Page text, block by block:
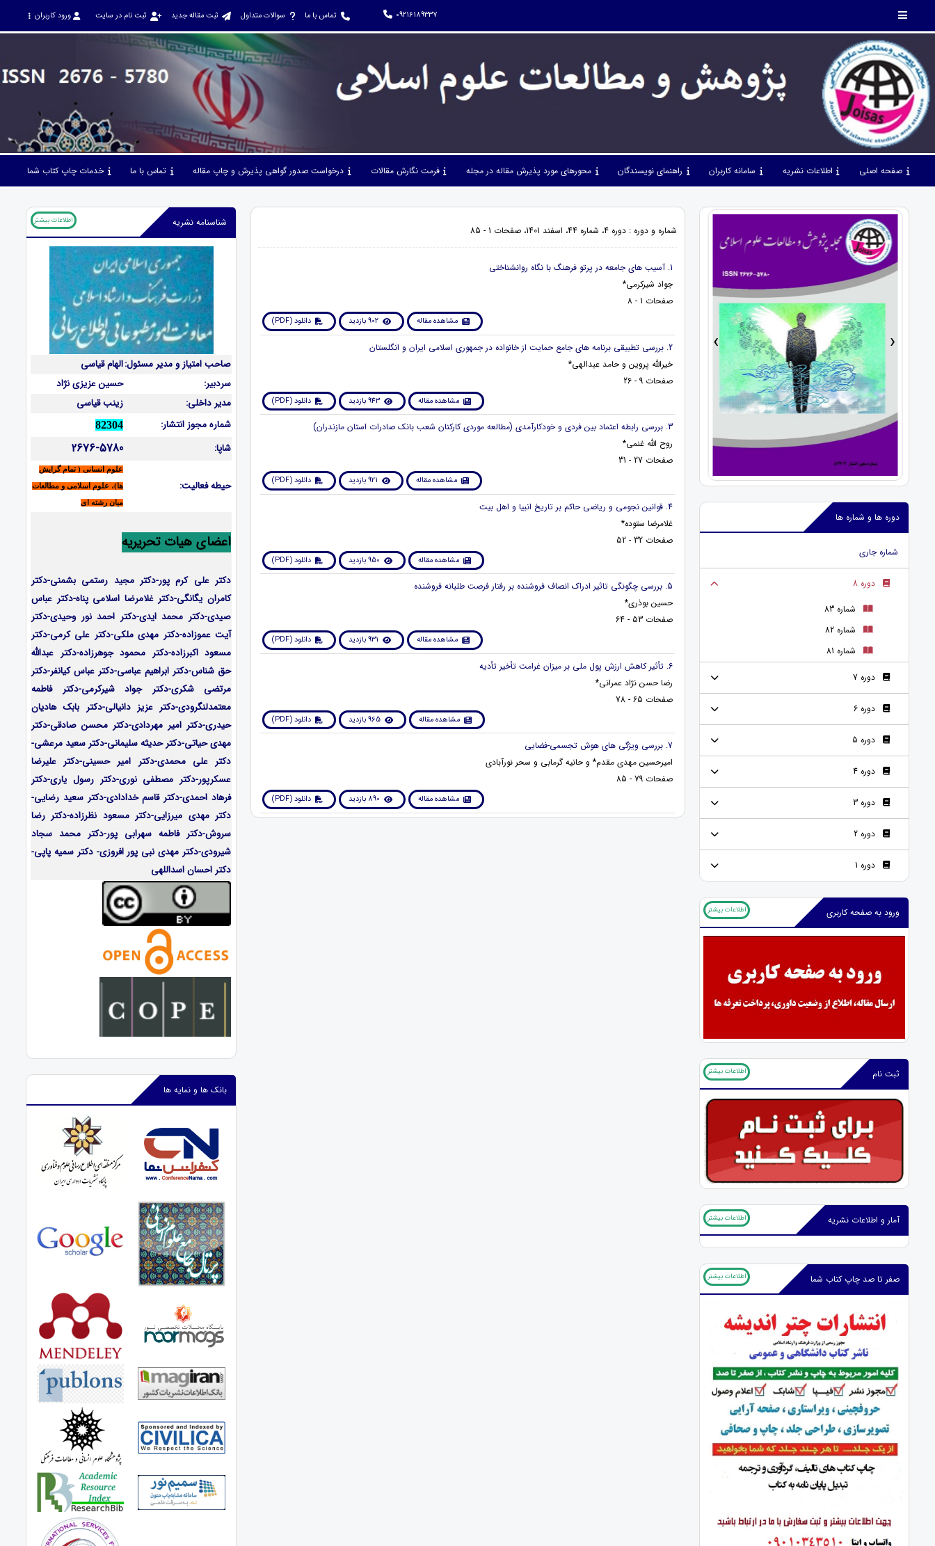
09216189337 تماس با ما سوالات متداول ثبت مقاله جدید ثبت نام در سایت ورود کاربران
صفحه اصلی اطلاعات نشریه سامانه کاربران راهنمای نویسندگان محورهای مورد پذیرش مقاله در مجله فرمت نگارش مقالات درخواست صدور گواهی پذیرش و چاپ مقاله تماس با ما خدمات چاپ کتاب شما
› ‹
دوره ها و شماره ها
شماره جاری
دوره 8
شماره 83
شماره 82
شماره 81
دوره 7
دوره 6
دوره 5
دوره 4
دوره 3
دوره 2
دوره 1
ورود به صفحه کاربری اطلاعات بیشتر
ثبت نام اطلاعات بیشتر
آمار و اطلاعات نشریه اطلاعات بیشتر
صفر تا صد چاپ کتاب شما اطلاعات بیشتر
شماره و دوره : دوره 4، شماره 44، اسفند 1401، صفحات 1 - 85
1. آسیب های جامعه در پرتو فرهنگ با نگاه روانشناختی
جواد شیرکرمی*
صفحات 1 - 8
مشاهده مقاله 902 بازدید دانلود (PDF)
2. بررسی تطبیقی برنامه های جامع حمایت از خانواده در جمهوری اسلامی ایران و انگلستان
خیرالله پروین و حامد عبدالهی*
صفحات 9 - 26
مشاهده مقاله 943 بازدید دانلود (PDF)
3. بررسی رابطه اعتماد بین فردی و خودکارآمدی (مطالعه موردی کارکنان شعب بانک صادرات استان مازندران)
روح الله غنمی*
صفحات 27 - 31
مشاهده مقاله 921 بازدید دانلود (PDF)
4. قوانین نجومی و ریاضی حاکم بر تاریخ انبیا و اهل بیت
غلامرضا ستوده*
صفحات 32 - 52
مشاهده مقاله 950 بازدید دانلود (PDF)
5. بررسی چگونگی تاثیر ادراک انصاف فروشنده بر رفتار فرصت طلبانه فروشنده
حسین بوذری*
صفحات 53 - 64
مشاهده مقاله 931 بازدید دانلود (PDF)
6. تأثیر کاهش ارزش پول ملی بر میزان غرامت تأخیر تأدیه
رضا حسن نژاد عمرانی*
صفحات 65 - 78
مشاهده مقاله 965 بازدید دانلود (PDF)
7. بررسی ویژگی های هوش تجسمی-فضایی
امیرحسین مهدی مقدم* و حانیه گرمابی و سحر نورآبادی
صفحات 79 - 85
مشاهده مقاله 890 بازدید دانلود (PDF)
شناسنامه نشریه اطلاعات بیشتر
صاحب امتیاز و مدیر مسئول:الهام قیاسی
سردبیر:
حسین عزیزی نژاد
مدیر داخلی:
زینب قیاسی
شماره مجوز انتشار:
82304
شاپا: 2676-5780
حیطه فعالیت:
علوم انسانی ( تمام گرایش
ها)، علوم اسلامی و مطالعات
میان رشته ای
اعضای هیات تحریریه
دکتر علی کرم پور-دکتر مجید رستمی بشمنی-دکتر
کامران یگانگی-دکتر غلامرضا اسلامی پناه-دکتر عباس
صیدی-دکتر محمد ایدی-دکتر احمد نور وحیدی-دکتر
آیت عموزاده-دکتر مهدی ملکی-دکتر علی کرمی-دکتر
مسعود اکبرزاده-دکتر محمود جوهرزاده-دکتر عبدالله
حق شناس-دکتر ابراهیم عباسی-دکتر عباس کیانفر-دکتر
مرتضی شکری-دکتر جواد شیرکرمی-دکتر فاطمه
معتمدلنگرودی-دکتر عزیز دانیالی-دکتر بابک هادیان
حیدری-دکتر امیر مهردادی-دکتر محسن صادقی-دکتر
مهدی حیاتی-دکتر حدیثه سلیمانی-دکتر سعید مرعشی-
دکتر علی محمدی-دکتر امیر حسینی-دکتر علیرضا
عسکرپور-دکتر مصطفی نوری-دکتر رسول یاری-دکتر
فرهاد احمدی-دکتر قاسم خدادادی-دکتر سعید رضایی-
دکتر مهدی میرزایی-دکتر مسعود نظرزاده-دکتر رضا
سروش-دکتر فاطمه سهرابی پور-دکتر محمد سجاد
شیرودی-دکتر مهدی نبی پور افروزی- دکتر سمیه پاپی-
دکتر احسان اسداللهی
بانک ها و نمایه ها